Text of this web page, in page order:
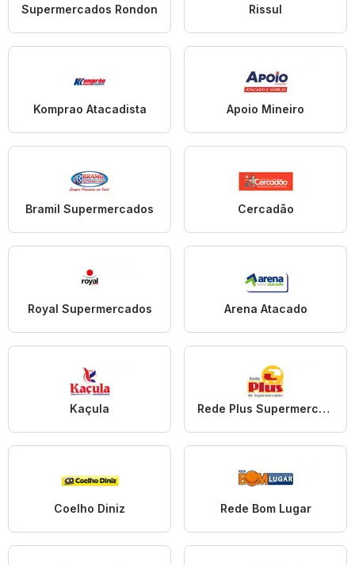
Supermercados Rondon Rissul
Komprao Atacadista Apoio Mineiro
Bramil Supermercados Cercadão
Royal Supermercados Arena Atacado
Kaçula Rede Plus Supermercados
Coelho Diniz Rede Bom Lugar